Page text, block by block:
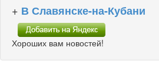
+ В Славянске-на-Кубани
Хороших вам новостей!